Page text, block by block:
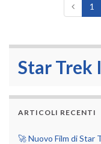
1
Star Trek
ARTICOLI RECENTI
🚀 Nuovo Film di Star